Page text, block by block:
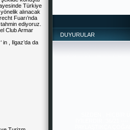
Türkiye
alınacak
Fuarı’nda
ediyoruz.
Club Armar
in , Ilgaz’da da
DUYURULAR